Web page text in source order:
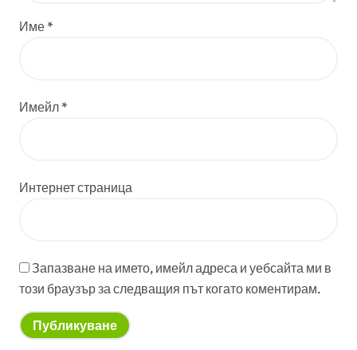
Име *
Имейл *
Интернет страница
Запазване на името, имейл адреса и уебсайта ми в
този браузър за следващия път когато коментирам.